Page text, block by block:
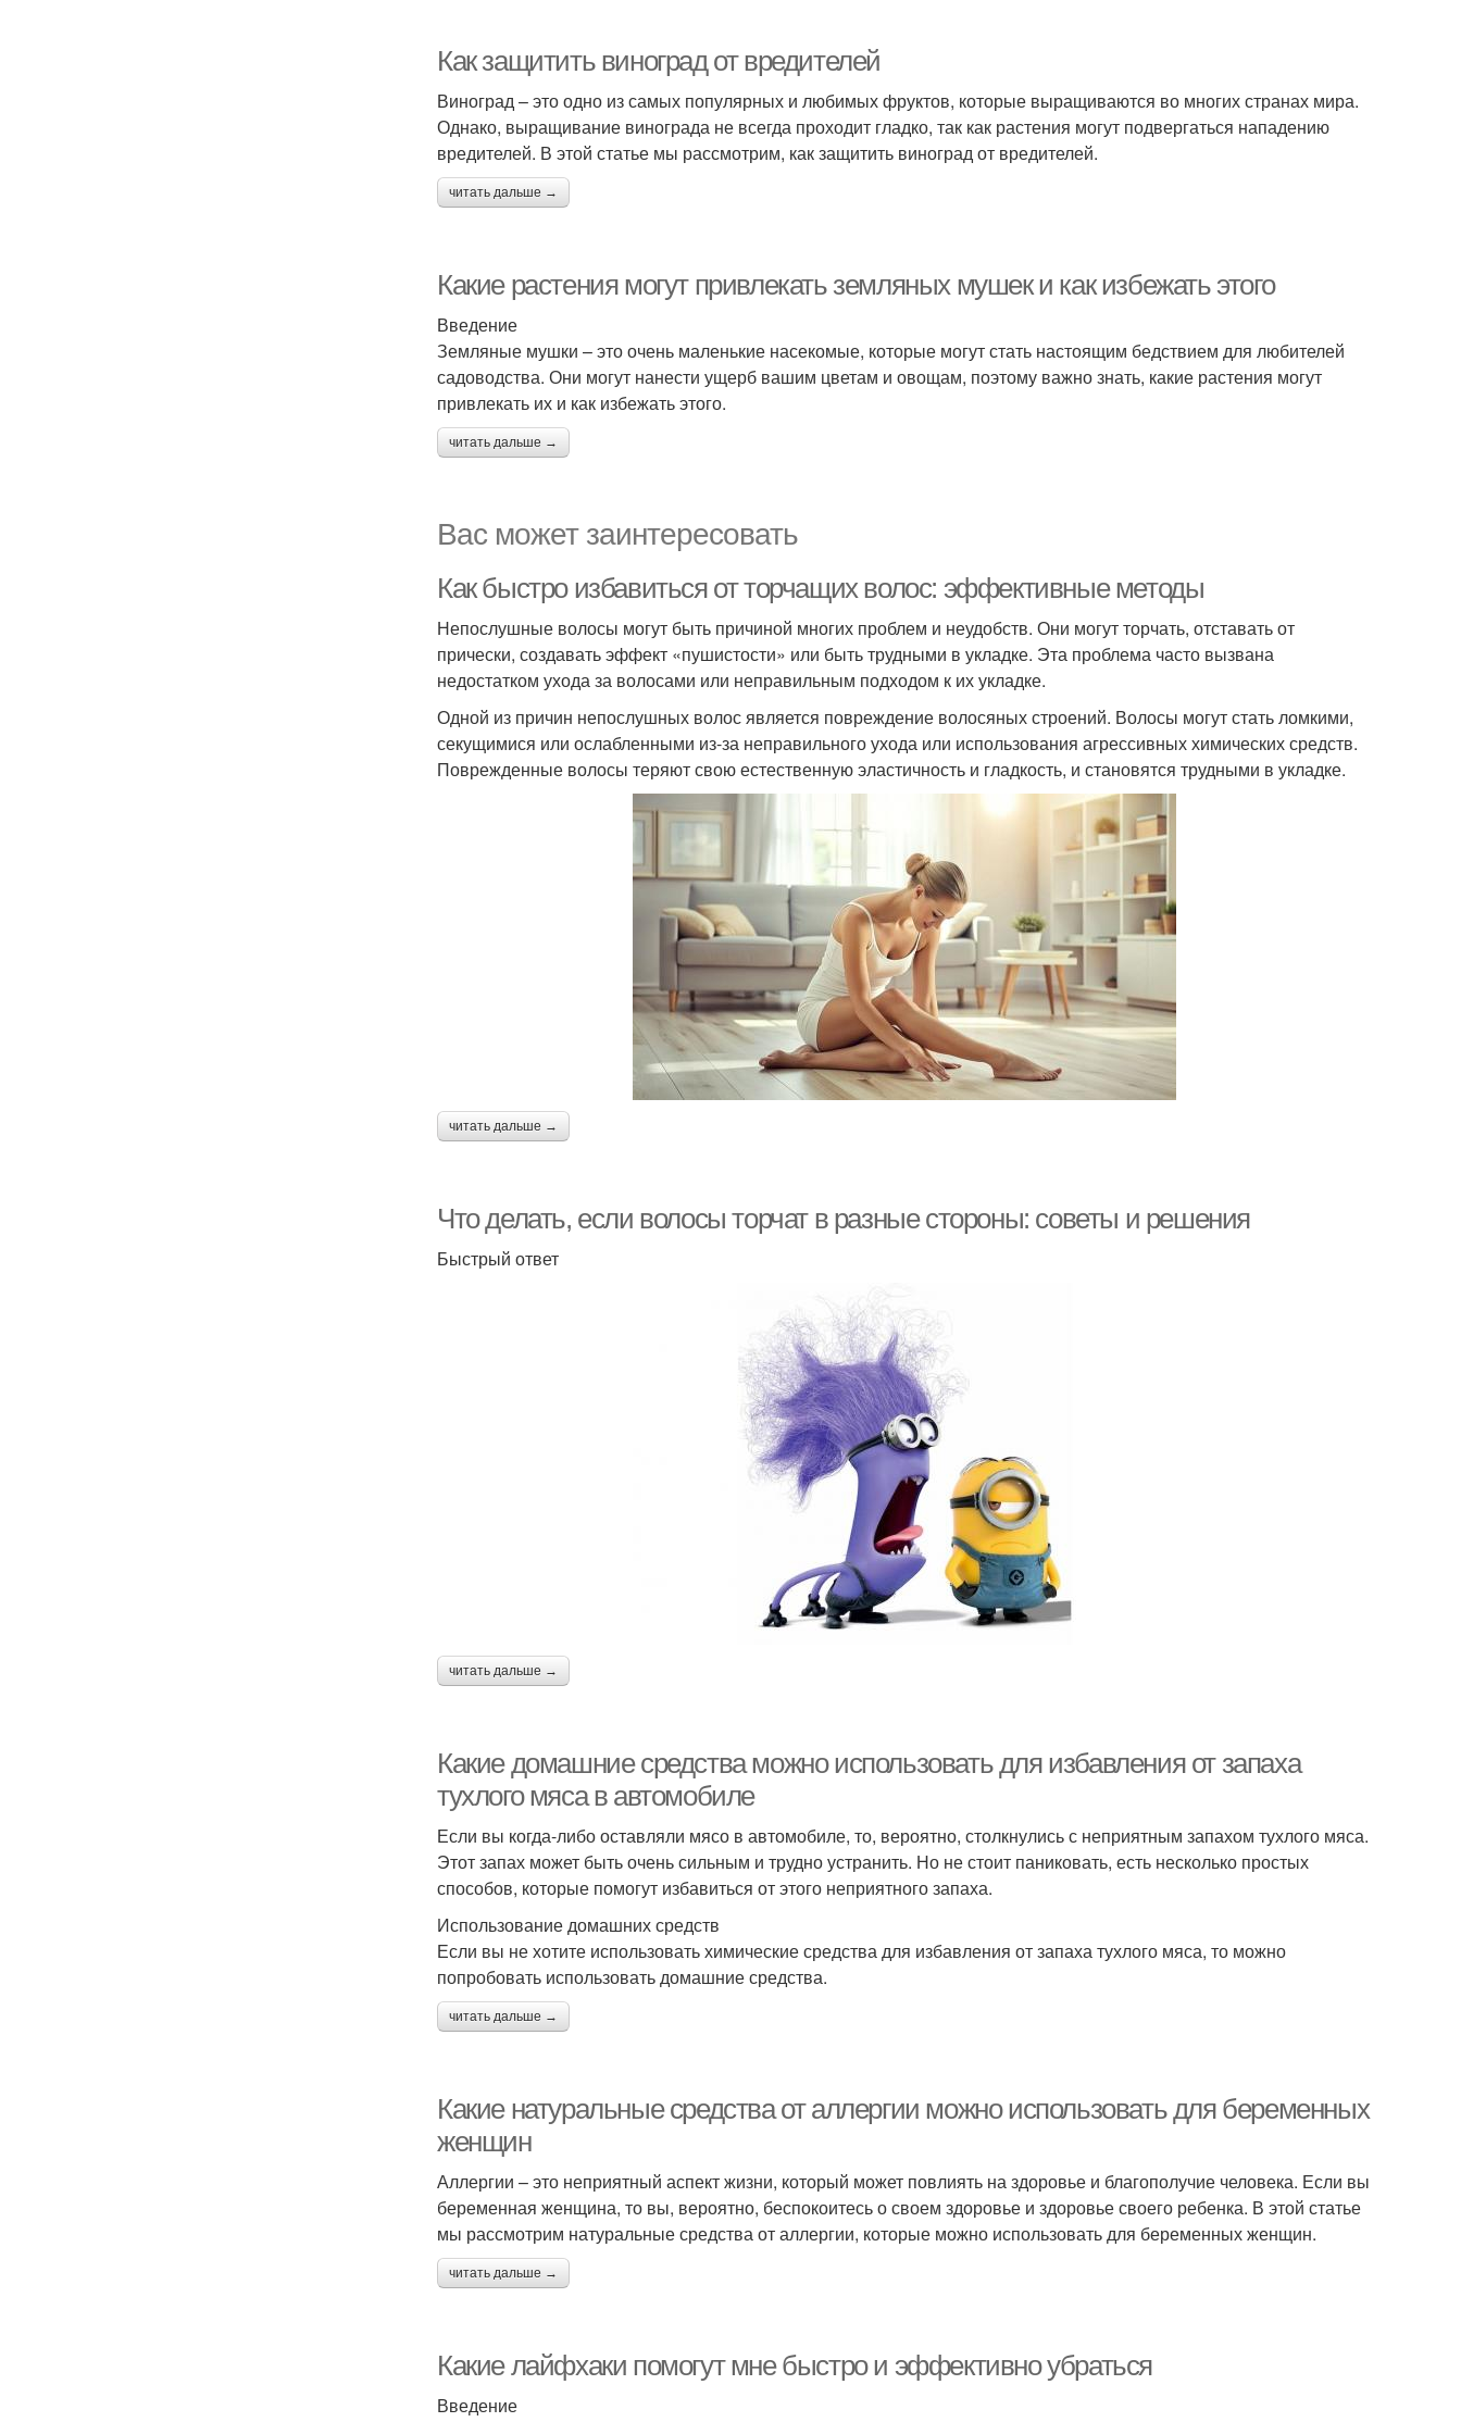
Как защитить виноград от вредителей
Виноград – это одно из самых популярных и любимых фруктов, которые выращиваются во многих странах мира.
Однако, выращивание винограда не всегда проходит гладко, так как растения могут подвергаться нападению
вредителей. В этой статье мы рассмотрим, как защитить виноград от вредителей.
читать дальше →
Какие растения могут привлекать земляных мушек и как избежать этого
Введение
Земляные мушки – это очень маленькие насекомые, которые могут стать настоящим бедствием для любителей
садоводства. Они могут нанести ущерб вашим цветам и овощам, поэтому важно знать, какие растения могут
привлекать их и как избежать этого.
читать дальше →
Вас может заинтересовать
Как быстро избавиться от торчащих волос: эффективные методы
Непослушные волосы могут быть причиной многих проблем и неудобств. Они могут торчать, отставать от
прически, создавать эффект «пушистости» или быть трудными в укладке. Эта проблема часто вызвана
недостатком ухода за волосами или неправильным подходом к их укладке.
Одной из причин непослушных волос является повреждение волосяных строений. Волосы могут стать ломкими,
секущимися или ослабленными из-за неправильного ухода или использования агрессивных химических средств.
Поврежденные волосы теряют свою естественную эластичность и гладкость, и становятся трудными в укладке.
читать дальше →
Что делать, если волосы торчат в разные стороны: советы и решения
Быстрый ответ
читать дальше →
Какие домашние средства можно использовать для избавления от запаха
тухлого мяса в автомобиле
Если вы когда-либо оставляли мясо в автомобиле, то, вероятно, столкнулись с неприятным запахом тухлого мяса.
Этот запах может быть очень сильным и трудно устранить. Но не стоит паниковать, есть несколько простых
способов, которые помогут избавиться от этого неприятного запаха.
Использование домашних средств
Если вы не хотите использовать химические средства для избавления от запаха тухлого мяса, то можно
попробовать использовать домашние средства.
читать дальше →
Какие натуральные средства от аллергии можно использовать для беременных
женщин
Аллергии – это неприятный аспект жизни, который может повлиять на здоровье и благополучие человека. Если вы
беременная женщина, то вы, вероятно, беспокоитесь о своем здоровье и здоровье своего ребенка. В этой статье
мы рассмотрим натуральные средства от аллергии, которые можно использовать для беременных женщин.
читать дальше →
Какие лайфхаки помогут мне быстро и эффективно убраться
Введение